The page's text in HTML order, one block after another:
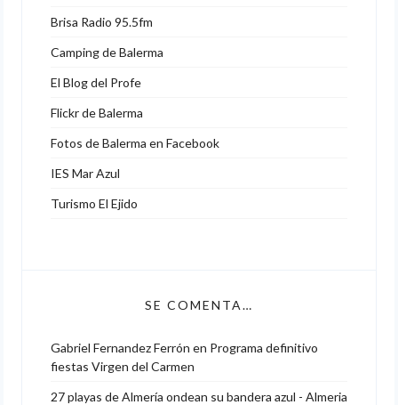
Brisa Radio 95.5fm
Camping de Balerma
El Blog del Profe
Flickr de Balerma
Fotos de Balerma en Facebook
IES Mar Azul
Turismo El Ejido
SE COMENTA…
Gabriel Fernandez Ferrón en Programa definitivo
fiestas Virgen del Carmen
27 playas de Almería ondean su bandera azul - Almeria